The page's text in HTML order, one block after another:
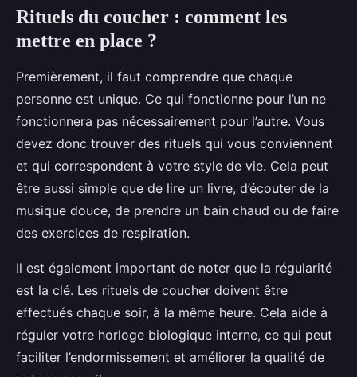
Rituels du coucher : comment les
mettre en place ?
Premièrement, il faut comprendre que chaque
personne est unique. Ce qui fonctionne pour l’un ne
fonctionnera pas nécessairement pour l’autre. Vous
devez donc trouver des rituels qui vous conviennent
et qui correspondent à votre style de vie. Cela peut
être aussi simple que de lire un livre, d’écouter de la
musique douce, de prendre un bain chaud ou de faire
des exercices de respiration.
Il est également important de noter que la régularité
est la clé. Les rituels de coucher doivent être
effectués chaque soir, à la même heure. Cela aide à
réguler votre horloge biologique interne, ce qui peut
faciliter l’endormissement et améliorer la qualité de